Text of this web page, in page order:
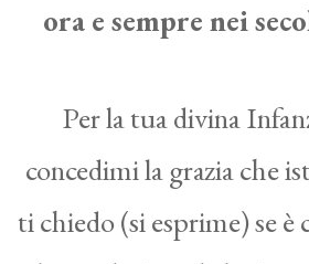
ora e sempre nei
Per la tua divina
concedimi la grazia che
ti chiedo (si esprime) se